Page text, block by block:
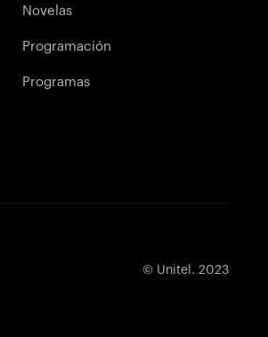
Novelas
Programación
Programas
© Unitel. 2023